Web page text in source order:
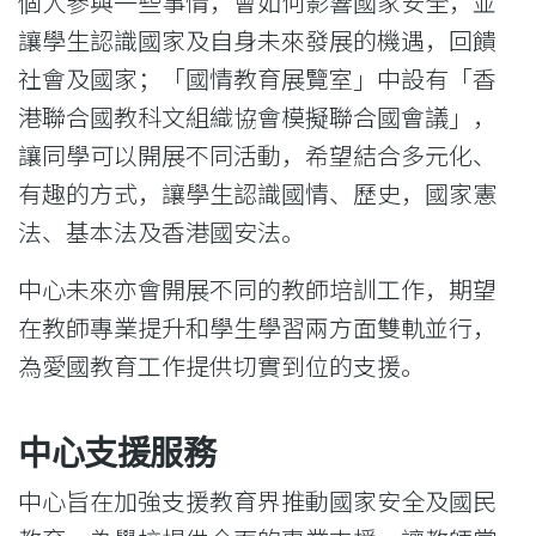
讓學生認識國家及自身未來發展的機遇，回饋
社會及國家；「國情教育展覽室」中設有「香
港聯合國教科文組織協會模擬聯合國會議」，
讓同學可以開展不同活動，希望結合多元化、
有趣的方式，讓學生認識國情、歷史，國家憲
法、基本法及香港國安法。
中心未來亦會開展不同的教師培訓工作，期望
在教師專業提升和學生學習兩方面雙軌並行，
為愛國教育工作提供切實到位的支援。
中心支援服務
中心旨在加強支援教育界推動國家安全及國民